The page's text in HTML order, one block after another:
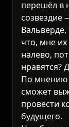
перешёл в
созвездие
что, мне
налево,
нравятся?
По мнению
сможет
провести
будущего.